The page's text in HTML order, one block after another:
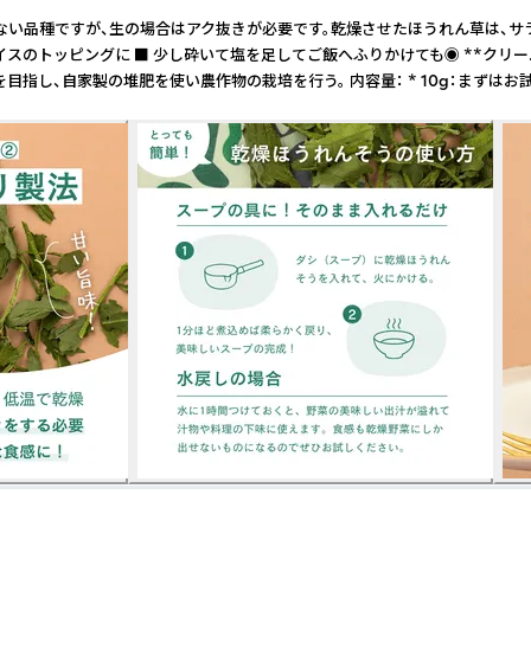
種ですが、生の場合はアク抜きが必要です。乾燥させたほうれ
トッピングに ■ 少し砕いて塩を足してご飯へふりかけても◉ **
自家製の堆肥を使い農作物の栽培を行う。 内容量： * 10g：まず